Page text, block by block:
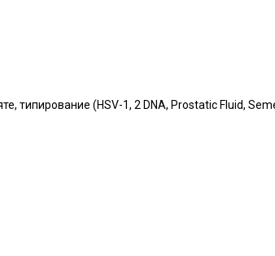
типирование (HSV-1, 2 DNA, Prostatic Fluid,